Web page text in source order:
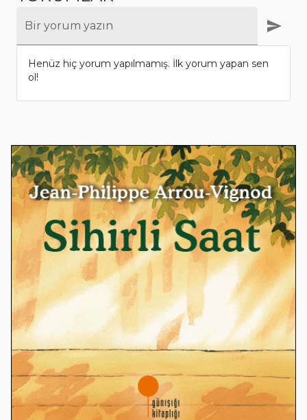
Bir yorum yazın
Henüz hiç yorum yapılmamış. İlk yorum yapan sen
ol!